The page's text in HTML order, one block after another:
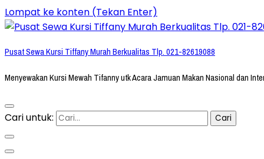
Lompat ke konten (Tekan Enter)
Pusat Sewa Kursi Tiffany Murah Berkualitas Tlp. 021-82619088
Menyewakan Kursi Mewah Tifanny utk Acara Jamuan Makan Nasional dan
Cari untuk: